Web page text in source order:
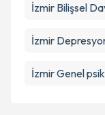
İzmir Bilişsel
İzmir
İzmir Genel